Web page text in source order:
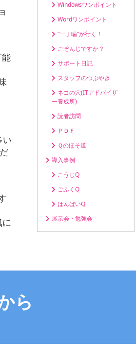
い
Windowsワンポイント
Wordワンポイント
“一丁噛”が行く！
ごぞんじですか？
サポート日記
スタッフのつぶやき
ネコの穴(ITアドバイザ
ー養成所)
読者訪問
ＰＤＦ
Ｑのほそ道
導入事例
こうじQ
ごふくQ
はんばいQ
展示会・勉強会
ら